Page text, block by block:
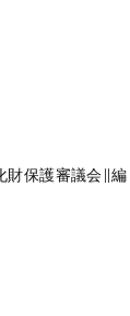
財保護審議会∥編